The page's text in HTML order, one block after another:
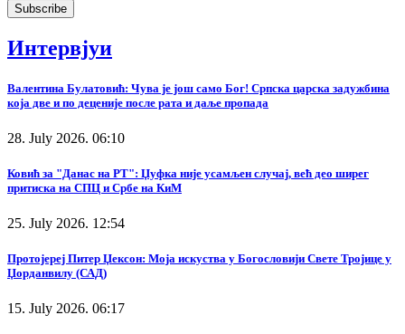
Интервјуи
Валентина Булатовић: Чува је још само Бог! Српска царска задужбина
која две и по деценије после рата и даље пропада
28. July 2026. 06:10
Ковић за "Данас на РТ": Џуфка није усамљен случај, већ део ширег
притиска на СПЦ и Србе на КиМ
25. July 2026. 12:54
Протојереј Питер Џексон: Моја искуства у Богословији Свете Тројице у
Џорданвилу (САД)
15. July 2026. 06:17